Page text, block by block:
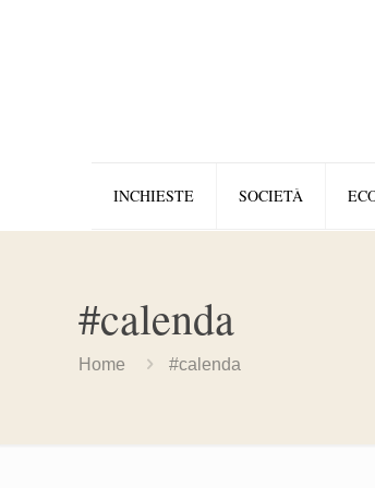
INCHIESTE SOCIETÀ
#calenda
Home #calenda